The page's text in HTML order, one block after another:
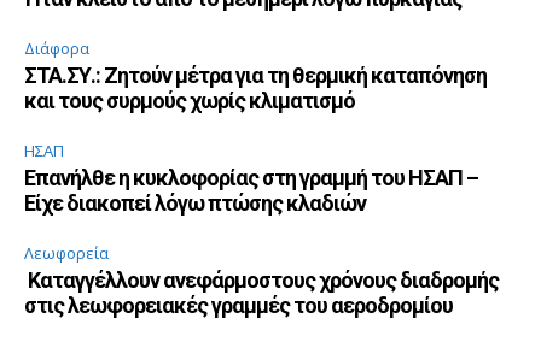
Διάφορα
ΣΤΑ.ΣΥ.: Ζητούν μέτρα για τη θερμική καταπόνηση
και τους συρμούς χωρίς κλιματισμό
ΗΣΑΠ
Επανήλθε η κυκλοφορίας στη γραμμή του ΗΣΑΠ –
Είχε διακοπεί λόγω πτώσης κλαδιών
Λεωφορεία
Καταγγέλλουν ανεφάρμοστους χρόνους διαδρομής
στις λεωφορειακές γραμμές του αεροδρομίου